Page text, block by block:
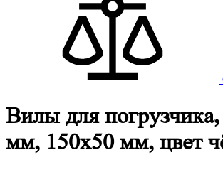
Вилы для
мм, 150x50 мм, цвет